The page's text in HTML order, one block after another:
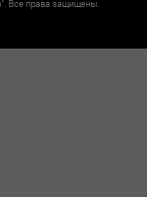
Все права защищены.